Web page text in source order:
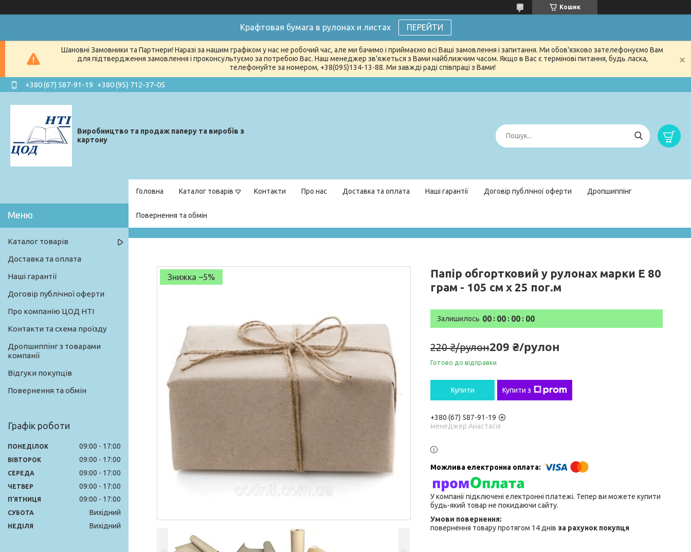
Кошик
Крафтовая бумага в рулонах и листах ПЕРЕЙТИ
Шановні Замовники та Партнери! Наразі за нашим графіком у нас не робочий час, але ми бачимо і приймаємо всі Ваші замовлення і запитання. Ми обов'язково зателефонуємо Вам
для підтвердження замовлення і проконсультуємо за потребою Вас. Наш менеджер зв'яжеться з Вами найближчим часом. Якщо в Вас є термінові питання, будь ласка,
телефонуйте за номером, +38(095)134-13-88. Ми завжді раді співпраці з Вами!
+380 (67) 587-91-19 +380 (95) 712-37-05
Виробництво та продаж паперу та виробів з
картону
Головна Каталог товарів Контакти Про нас Доставка та оплата Наші гарантії Договір публічної оферти Дропшиппінг
Повернення та обмін
–5%
Папір обгортковий у рулонах марки Е 80
грам - 105 см х 25 пог.м
Залишилось 00 00 00 00
220 ₴/рулон209 ₴/рулон
Готово до відправки
Купити Купити з
+380 (67) 587-91-19
менеджер Анастасія
У компанії підключені електронні платежі. Тепер ви можете купити
будь-який товар не покидаючи сайту.
повернення товару протягом 14 днів за рахунок покупця
Каталог товарів
Доставка та оплата
Наші гарантії
Договір публічної оферти
Про компанію ЦОД НТІ
Контакти та схема проїзду
Дропшиппінг з товарами
компанії
Відгуки покупців
Повернення та обмін
Графік роботи
ПОНЕДІЛОК 09:00 17:00
ВІВТОРОК 09:00 17:00
СЕРЕДА 09:00 17:00
ЧЕТВЕР 09:00 17:00
ПʼЯТНИЦЯ 09:00 17:00
СУБОТА Вихідний
НЕДІЛЯ Вихідний